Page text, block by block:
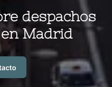
despachos
Madrid